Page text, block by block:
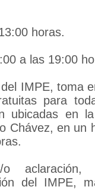
horas.
a las 19:00
IMPE, toma
para
ubicadas en
Chávez, en un
aclaración,
del IMPE,